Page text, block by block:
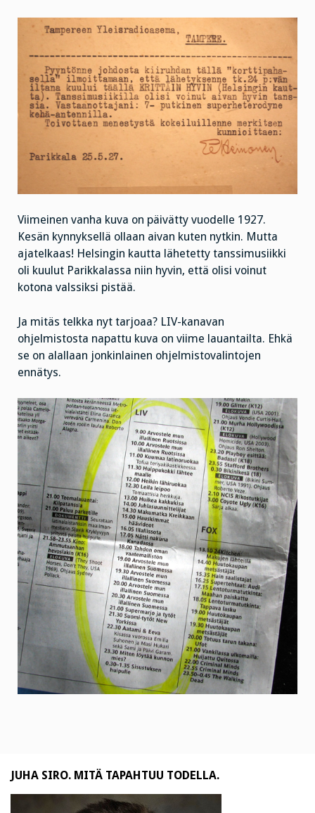
Viimeinen vanha kuva on päivätty vuodelle 1927.
Kesän kynnyksellä ollaan aivan kuten nytkin. Mutta
ajatelkaas! Helsingin kautta lähetetty tanssimusiikki
oli kuulut Parikkalassa niin hyvin, että olisi voinut
kotona valssiksi pistää.
Ja mitäs telkka nyt tarjoaa? LIV-kanavan
ohjelmistosta napattu kuva on viime lauantailta. Ehkä
se on alallaan jonkinlainen ohjelmistovalintojen
ennätys.
JUHA SIRO. MITÄ TAPAHTUU TODELLA.